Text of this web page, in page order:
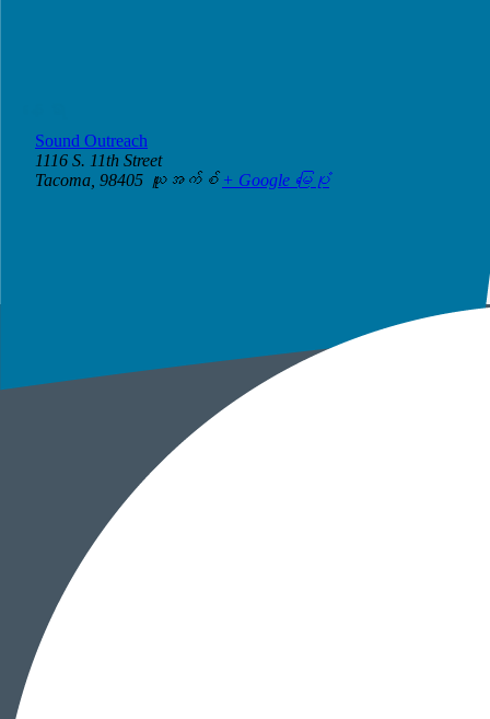
Sound Outreach
1116 S. 11th Street
Tacoma 98405 ယူအက်စ် + Google မြေပုံ